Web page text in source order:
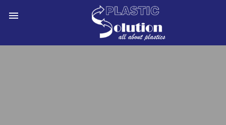
menu